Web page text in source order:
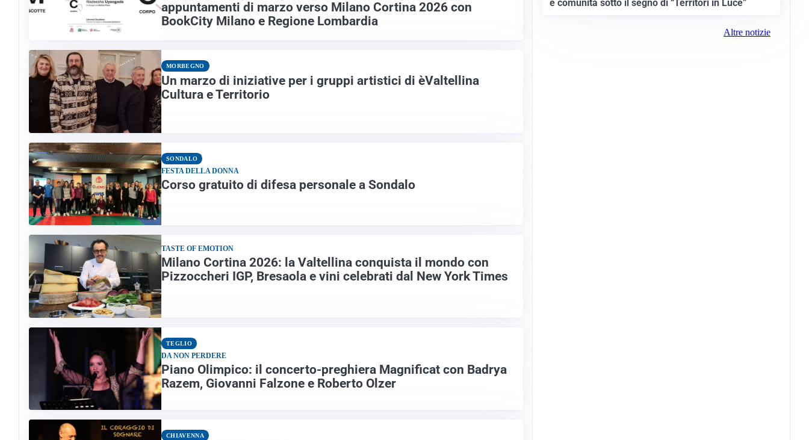
appuntamenti di marzo verso Milano Cortina 2026 con
BookCity Milano e Regione Lombardia
MORBEGNO
Un marzo di iniziative per i gruppi artistici di èValtellina
Cultura e Territorio
SONDALO
FESTA DELLA DONNA
Corso gratuito di difesa personale a Sondalo
TASTE OF EMOTION
Milano Cortina 2026: la Valtellina conquista il mondo con
Pizzoccheri IGP, Bresaola e vini celebrati dal New York Times
TEGLIO
DA NON PERDERE
Piano Olimpico: il concerto-preghiera Magnificat con Badrya
Razem, Giovanni Falzone e Roberto Olzer
CHIAVENNA
e comunità sotto il segno di “Territori in Luce”
Altre notizie